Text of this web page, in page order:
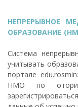
НЕПРЕРЫВНОЕ
ОБРАЗОВАНИЕ
Система
учитывать
портале
НМО по